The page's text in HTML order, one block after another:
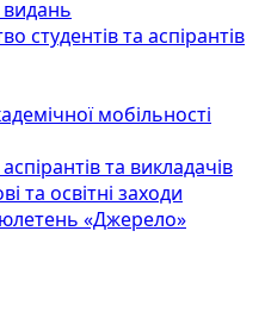
видань
студентів та аспірантів
мобільності
та викладачів
та освітні заходи
«Джерело»